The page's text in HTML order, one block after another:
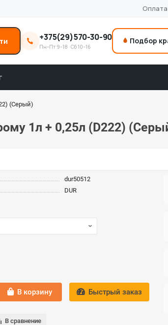
+375(29)570-30-90
Пн–Пт 9–18 · Сб 10–16
Подбор
(Серый)
1л + 0,25л (D222)
dur50512
DUR
В корзину Быстрый заказ
В сравнение